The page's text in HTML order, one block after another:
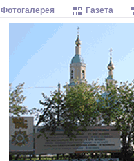
Фотогалерея Газета